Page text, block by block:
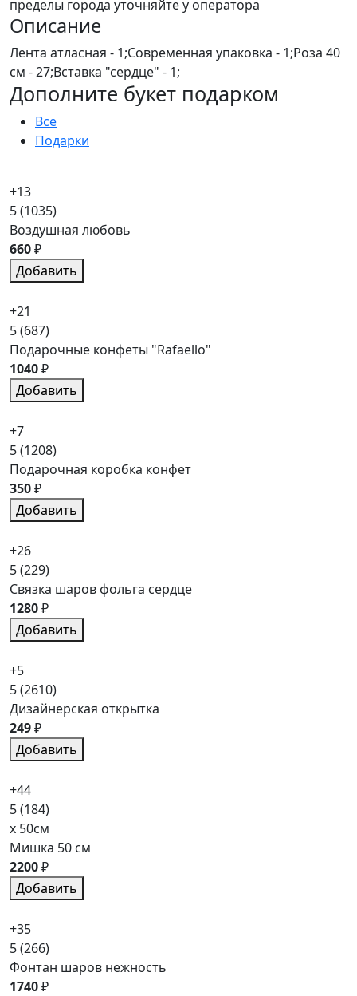
пределы города уточняйте у оператора
Описание
Лента атласная - 1;Современная упаковка - 1;Роза 40
см - 27;Вставка "сердце" - 1;
Дополните букет подарком
Все
Подарки
+13
5(1035)
Воздушная любовь
660₽
Добавить
+21
5(687)
Подарочные конфеты "Rafaello"
1040₽
Добавить
+7
5(1208)
Подарочная коробка конфет
350₽
Добавить
+26
5(229)
Связка шаров фольга сердце
1280₽
Добавить
+5
5(2610)
Дизайнерская открытка
249₽
Добавить
+44
5(184)
x 50см
Мишка 50 см
2200₽
Добавить
+35
5(266)
Фонтан шаров нежность
1740₽